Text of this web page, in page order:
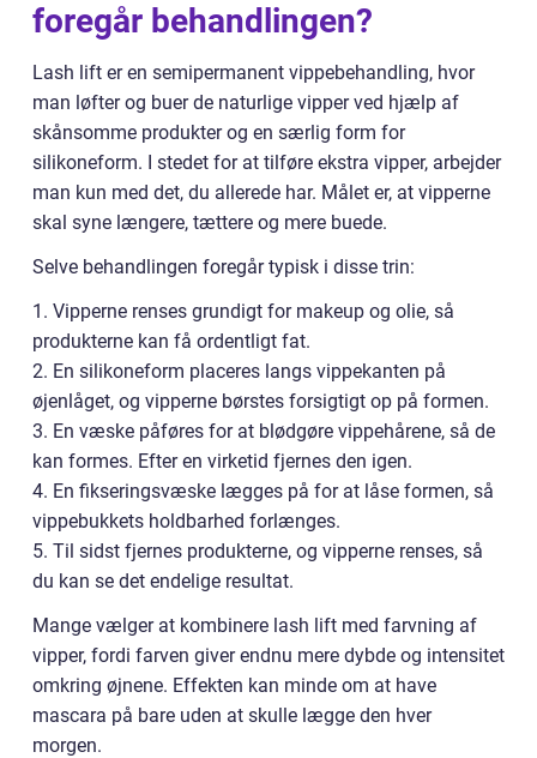
foregår behandlingen?
Lash lift er en semipermanent vippebehandling, hvor
man løfter og buer de naturlige vipper ved hjælp af
skånsomme produkter og en særlig form for
silikoneform. I stedet for at tilføre ekstra vipper, arbejder
man kun med det, du allerede har. Målet er, at vipperne
skal syne længere, tættere og mere buede.
Selve behandlingen foregår typisk i disse trin:
1. Vipperne renses grundigt for makeup og olie, så
produkterne kan få ordentligt fat.
2. En silikoneform placeres langs vippekanten på
øjenlåget, og vipperne børstes forsigtigt op på formen.
3. En væske påføres for at blødgøre vippehårene, så de
kan formes. Efter en virketid fjernes den igen.
4. En fikseringsvæske lægges på for at låse formen, så
vippebukkets holdbarhed forlænges.
5. Til sidst fjernes produkterne, og vipperne renses, så
du kan se det endelige resultat.
Mange vælger at kombinere lash lift med farvning af
vipper, fordi farven giver endnu mere dybde og intensitet
omkring øjnene. Effekten kan minde om at have
mascara på bare uden at skulle lægge den hver
morgen.